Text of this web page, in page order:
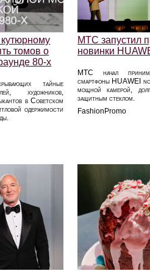
томов о
80‑х
тайные
художников,
в Советском
одержимости
МТС запустил
новинки
МТС начал
смартфоны HUAWEI
мощной камерой,
защитным стеклом.
FashionPromo